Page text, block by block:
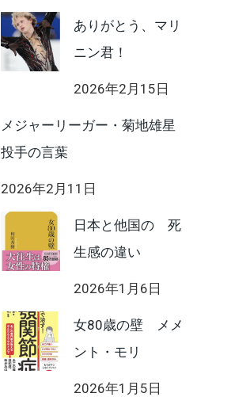
ありがとう、マリ
ニン君！
2026年2月15日
メジャーリーガー・菊地雄星
投手の言葉
2026年2月11日
日本と他国の 死
生感の違い
2026年1月6日
女80歳の壁 メメ
ント・モリ
2026年1月5日